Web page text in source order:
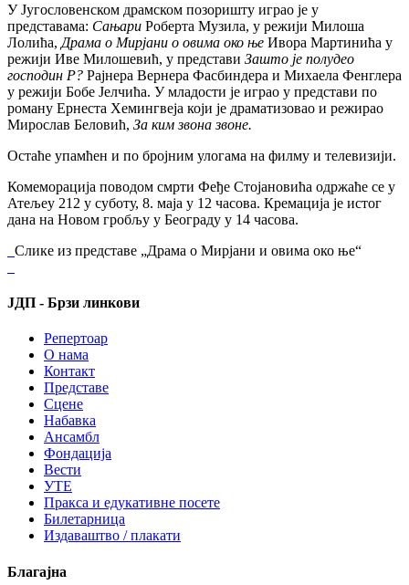
У Југословенском драмском позоришту играо је у
представама: Сањари Роберта Музила, у режији Милоша
Лолића, Драма о Мирјани о овима око ње Ивора Мартинића у
режији Иве Милошевић, у представи Зашто је полудео
господин Р? Рајнера Вернера Фасбиндера и Михаела Фенглера
у режији Бобе Јелчића. У младости је играо у представи по
роману Ернеста Хемингвеја који је драматизовао и режирао
Мирослав Беловић, За ким звона звоне.
Остаће упамћен и по бројним улогама на филму и телевизији.
Комеморација поводом смрти Феђе Стојановића одржаће се у
Атељеу 212 у суботу, 8. маја у 12 часова. Кремација је истог
дана на Новом гробљу у Београду у 14 часова.
Слике из представе „Драма о Мирјани и овима око ње“
ЈДП - Брзи линкови
Репертоар
О нама
Контакт
Представе
Сцене
Набавка
Ансамбл
Фондација
Вести
УТЕ
Пракса и едукативне посете
Билетарница
Издаваштво / плакати
Благајна